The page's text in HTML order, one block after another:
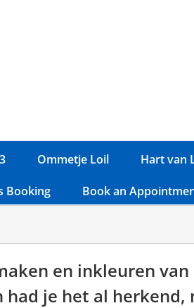
Ommetje Loil Hart van
Booking Book an
en inkleuren van
je het al herkend,